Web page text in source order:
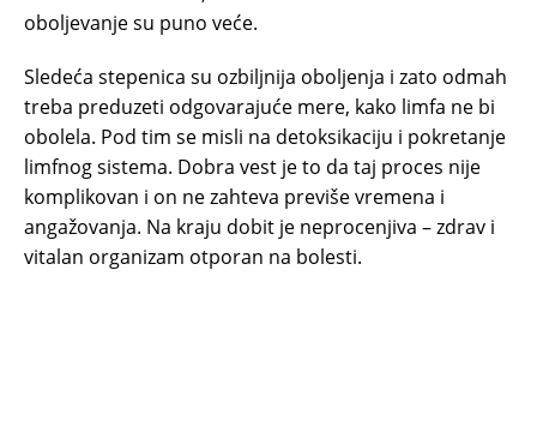
oboljevanje su puno veće.
Sledeća stepenica su ozbiljnija oboljenja i zato odmah
treba preduzeti odgovarajuće mere, kako limfa ne bi
obolela. Pod tim se misli na detoksikaciju i pokretanje
limfnog sistema. Dobra vest je to da taj proces nije
komplikovan i on ne zahteva previše vremena i
angažovanja. Na kraju dobit je neprocenjiva – zdrav i
vitalan organizam otporan na bolesti.